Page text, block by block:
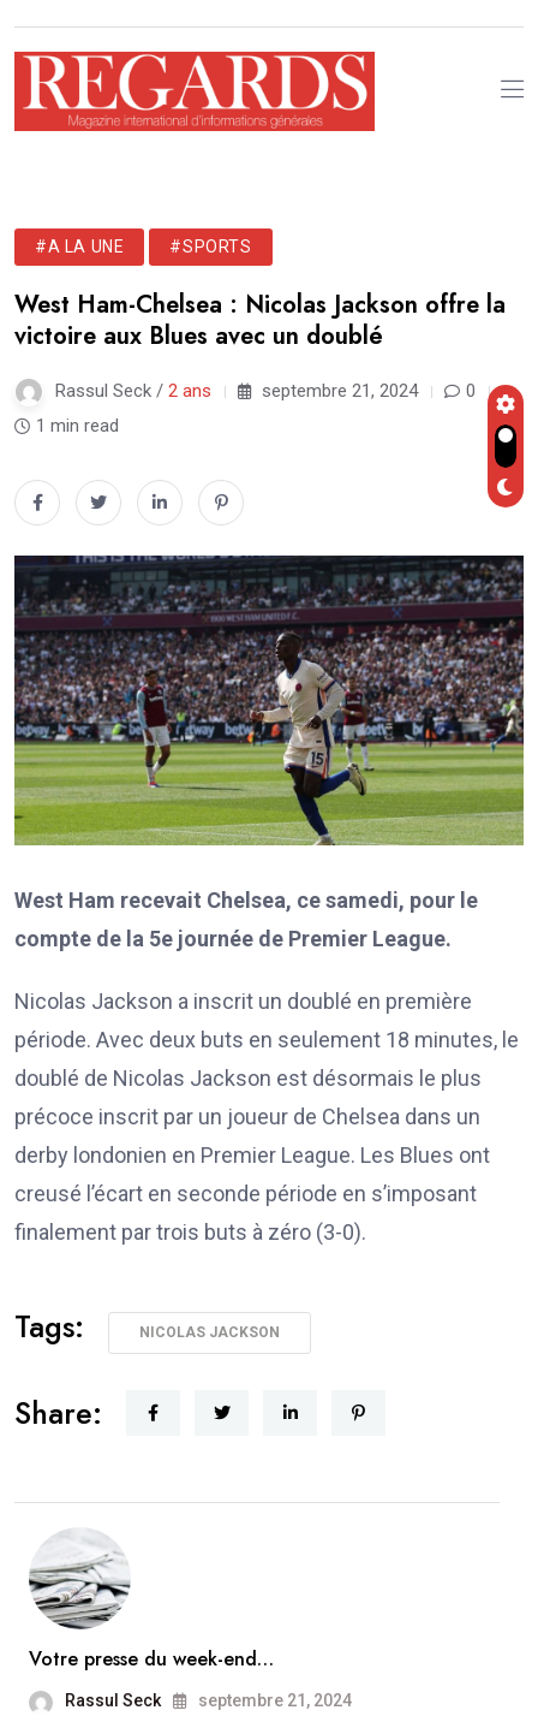
#A LA UNE #SPORTS
West Ham-Chelsea : Nicolas Jackson offre la
victoire aux Blues avec un doublé
Rassul Seck / 2 ans septembre 21, 2024
0
1 min read
West Ham recevait Chelsea, ce samedi, pour le
compte de la 5e journée de Premier League.
Nicolas Jackson a inscrit un doublé en première
période. Avec deux buts en seulement 18 minutes, le
doublé de Nicolas Jackson est désormais le plus
précoce inscrit par un joueur de Chelsea dans un
derby londonien en Premier League. Les Blues ont
creusé l’écart en seconde période en s’imposant
finalement par trois buts à zéro (3-0).
Tags: NICOLAS JACKSON
Share:
Votre presse du week-end…
Rassul Seck septembre 21, 2024